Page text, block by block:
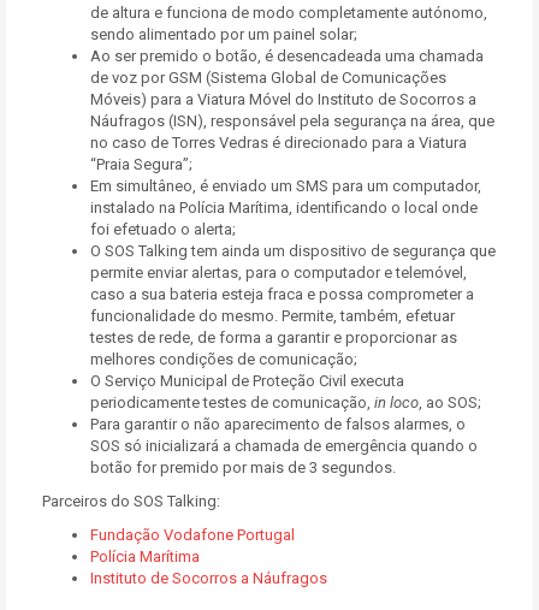
de altura e funciona de modo completamente autónomo,
sendo alimentado por um painel solar;
Ao ser premido o botão, é desencadeada uma chamada
de voz por GSM (Sistema Global de Comunicações
Móveis) para a Viatura Móvel do Instituto de Socorros a
Náufragos (ISN), responsável pela segurança na área, que
no caso de Torres Vedras é direcionado para a Viatura
“Praia Segura”;
Em simultâneo, é enviado um SMS para um computador,
instalado na Polícia Marítima, identificando o local onde
foi efetuado o alerta;
O SOS Talking tem ainda um dispositivo de segurança que
permite enviar alertas, para o computador e telemóvel,
caso a sua bateria esteja fraca e possa comprometer a
funcionalidade do mesmo. Permite, também, efetuar
testes de rede, de forma a garantir e proporcionar as
melhores condições de comunicação;
O Serviço Municipal de Proteção Civil executa
periodicamente testes de comunicação, in loco, ao SOS;
Para garantir o não aparecimento de falsos alarmes, o
SOS só inicializará a chamada de emergência quando o
botão for premido por mais de 3 segundos.
Parceiros do SOS Talking:
Fundação Vodafone Portugal
Polícia Marítima
Instituto de Socorros a Náufragos